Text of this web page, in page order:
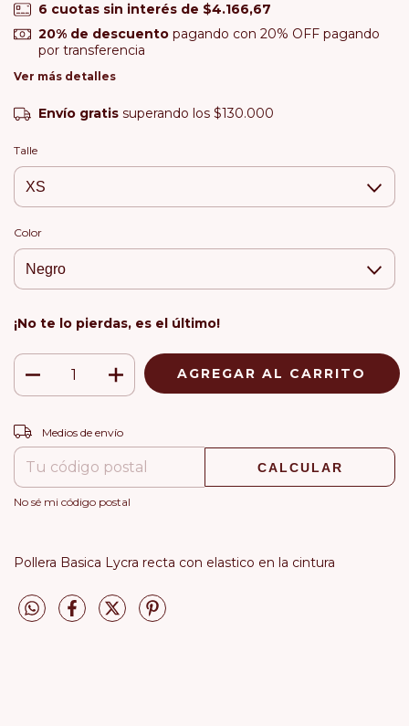
6 cuotas sin interés de $4.166,67
20% de descuentopagando con 20% OFF pagando
por transferencia
Ver más detalles
Envío gratis superando los $130.000
Talle
Color
¡No te lo pierdas, es el último!
Entregas para el CP:
Medios de envío
CALCULAR
No sé mi código postal
Pollera Basica Lycra recta con elastico en la cintura